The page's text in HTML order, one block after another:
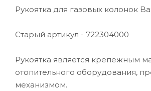
Рукоятка для газовых колонок
Старый артикул - 722304000
Рукоятка является крепежным
отопительного оборудования,
механизмом.